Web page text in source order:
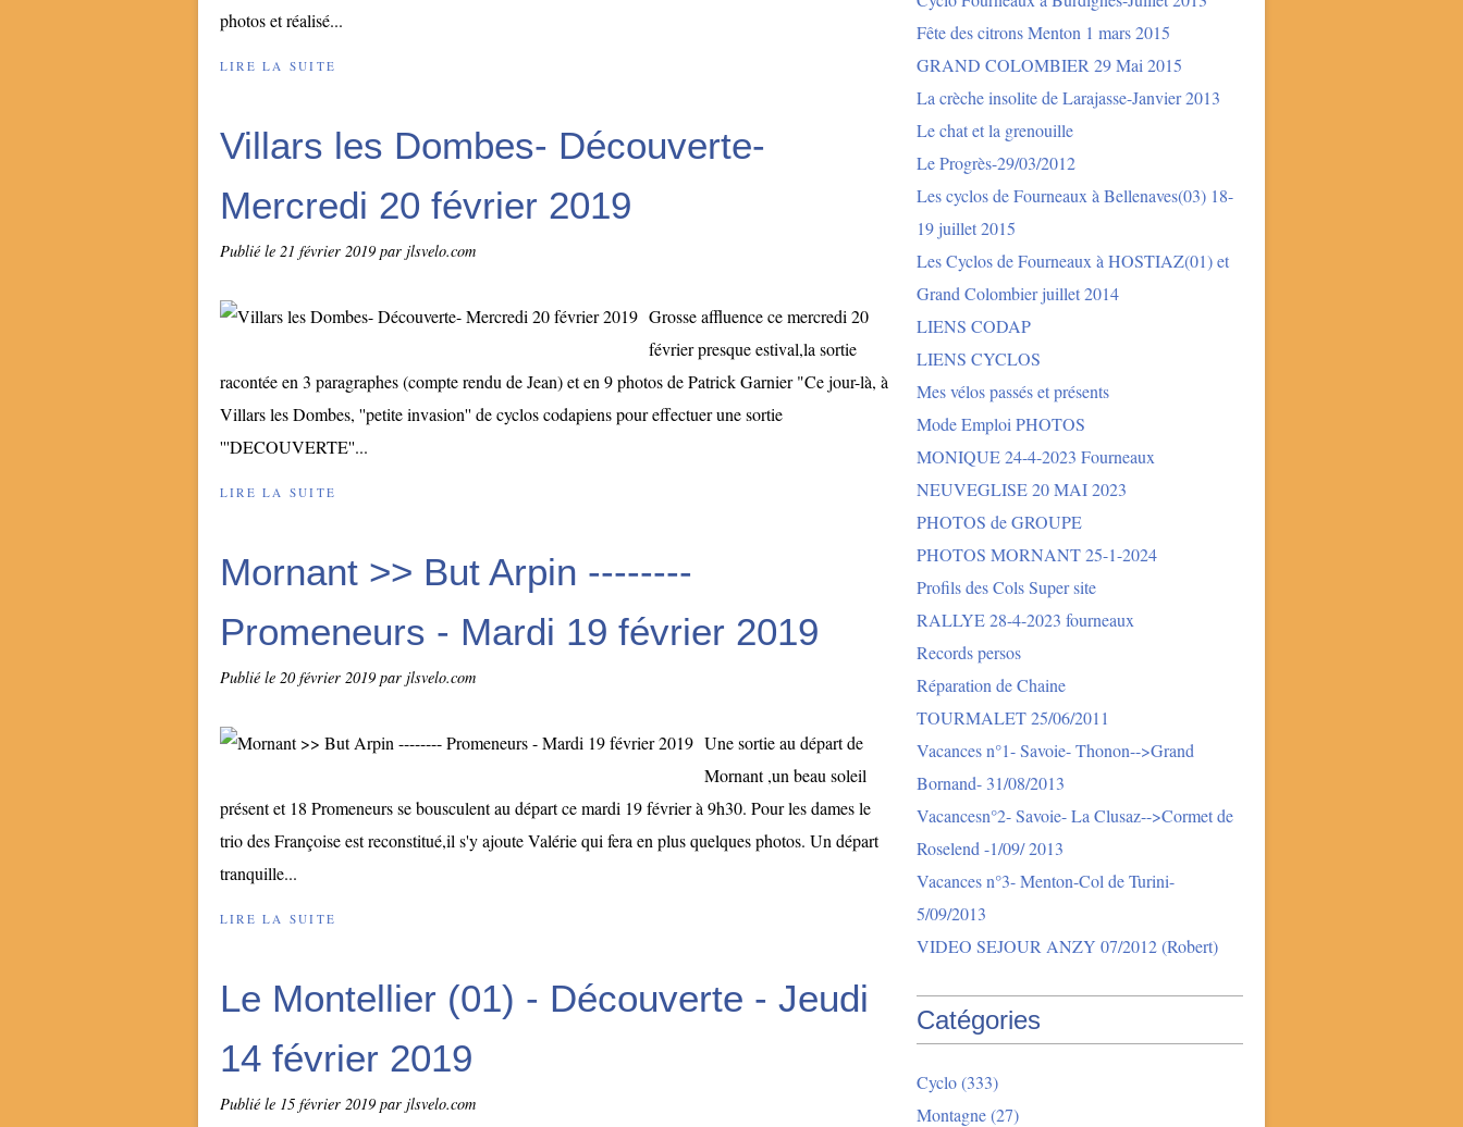
photos et réalisé...
LIRE LA SUITE
Villars les Dombes- Découverte-
Mercredi 20 février 2019
Publié le 21 février 2019 par jlsvelo.com
Grosse affluence ce mercredi 20
février presque estival,la sortie
racontée en 3 paragraphes (compte rendu de Jean) et en 9 photos de Patrick Garnier "Ce jour-là, à
Villars les Dombes, ''petite invasion'' de cyclos codapiens pour effectuer une sortie
'''DECOUVERTE''...
LIRE LA SUITE
Mornant >> But Arpin --------
Promeneurs - Mardi 19 février 2019
Publié le 20 février 2019 par jlsvelo.com
Une sortie au départ de
Mornant ,un beau soleil
présent et 18 Promeneurs se bousculent au départ ce mardi 19 février à 9h30. Pour les dames le
trio des Françoise est reconstitué,il s'y ajoute Valérie qui fera en plus quelques photos. Un départ
tranquille...
LIRE LA SUITE
Le Montellier (01) - Découverte - Jeudi
14 février 2019
Publié le 15 février 2019 par jlsvelo.com
Fête des citrons Menton 1 mars 2015
GRAND COLOMBIER 29 Mai 2015
La crèche insolite de Larajasse-Janvier 2013
Le chat et la grenouille
Le Progrès-29/03/2012
Les cyclos de Fourneaux à Bellenaves(03) 18-
19 juillet 2015
Les Cyclos de Fourneaux à HOSTIAZ(01) et
Grand Colombier juillet 2014
LIENS CODAP
LIENS CYCLOS
Mes vélos passés et présents
Mode Emploi PHOTOS
MONIQUE 24-4-2023 Fourneaux
NEUVEGLISE 20 MAI 2023
PHOTOS de GROUPE
PHOTOS MORNANT 25-1-2024
Profils des Cols Super site
RALLYE 28-4-2023 fourneaux
Records persos
Réparation de Chaine
TOURMALET 25/06/2011
Vacances n°1- Savoie- Thonon-->Grand
Bornand- 31/08/2013
Vacancesn°2- Savoie- La Clusaz-->Cormet de
Roselend -1/09/ 2013
Vacances n°3- Menton-Col de Turini-
5/09/2013
VIDEO SEJOUR ANZY 07/2012 (Robert)
Catégories
Cyclo(333)
Montagne(27)